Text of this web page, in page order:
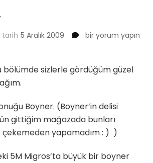
tarih 5 Aralık 2009
Güzel
bir yorum yapın
bölümde sizlerle gördüğüm güzel
Boyner. (Boyner’in delisi
gittiğim mağazada bunları
yapamadım : ) )
5M Migros’ta büyük bir boyner